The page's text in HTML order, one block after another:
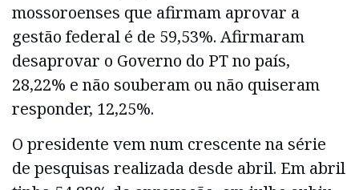
mossoroenses que afirmam aprovar a
gestão federal é de 59,53%. Afirmaram
desaprovar o Governo do PT no país,
28,22% e não souberam ou não quiseram
responder, 12,25%.
O presidente vem num crescente na série
de pesquisas realizada desde abril. Em abril